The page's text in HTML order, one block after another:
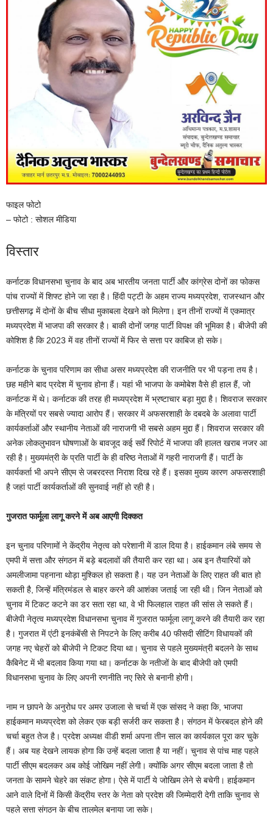
फाइल फोटो
– फोटो : सोशल मीडिया
विस्तार
कर्नाटक विधानसभा चुनाव के बाद अब भारतीय जनता पार्टी और कांग्रेस दोनों का फोकस
पांच राज्यों में शिफ्ट होने जा रहा है। हिंदी पट्टी के अहम राज्य मध्यप्रदेश, राजस्थान और
छत्तीसगढ़ में दोनों के बीच सीधा मुकाबला देखने को मिलेगा। इन तीनों राज्यों में एकमात्र
मध्यप्रदेश में भाजपा की सरकार है। बाकी दोनों जगह पार्टी विपक्ष की भूमिका है। बीजेपी की
कोशिश है कि 2023 में वह तीनों राज्यों में फिर से सत्ता पर काबिज हो सके।
कर्नाटक के चुनाव परिणाम का सीधा असर मध्यप्रदेश की राजनीति पर भी पड़ना तय है।
छह महीने बाद प्रदेश में चुनाव होना हैं। यहां भी भाजपा के कमोबेश वैसे ही हाल हैं, जो
कर्नाटक में थे। कर्नाटक की तरह ही मध्यप्रदेश में भ्रष्टाचार बड़ा मुद्दा है। शिवराज सरकार
के मंत्रियों पर सबसे ज्यादा आरोप हैं। सरकार में अफसरशाही के दबदबे के अलावा पार्टी
कार्यकर्ताओं और स्थानीय नेताओं की नाराजगी भी सबसे अहम मुद्दा हैं। शिवराज सरकार की
अनेक लोकलुभावन घोषणाओं के बावजूद कई सर्वे रिपोर्ट में भाजपा की हालत खराब नजर आ
रही है। मुख्यमंत्री के प्रति पार्टी के ही वरिष्ठ नेताओं में गहरी नाराजगी हैं। पार्टी के
कार्यकर्ता भी अपने सीएम से जबरदस्त निराश दिख रहे हैं। इसका मुख्य कारण अफसरशाही
है जहां पार्टी कार्यकर्ताओं की सुनवाई नहीं हो रही है।
गुजरात फार्मूला लागू करने में अब आएगी दिक्कत
इन चुनाव परिणामों ने केंद्रीय नेतृत्व को परेशानी में डाल दिया है। हाईकमान लंबे समय से
एमपी में सत्ता और संगठन में बड़े बदलावों की तैयारी कर रहा था। अब इन तैयारियों को
अमलीजामा पहनाना थोड़ा मुश्किल हो सकता है। यह उन नेताओं के लिए राहत की बात हो
सकती है, जिन्हें मंत्रिमंडल से बाहर करने की आशंका जताई जा रही थी। जिन नेताओं को
चुनाव में टिकट कटने का डर सता रहा था, वे भी फिलहाल राहत की सांस ले सकते हैं।
बीजेपी नेतृत्व मध्यप्रदेश विधानसभा चुनाव में गुजरात फार्मूला लागू करने की तैयारी कर रहा
है। गुजरात में एंटी इनकंबेंसी से निपटने के लिए करीब 40 फीसदी सीटिंग विधायकों की
जगह नए चेहरों को बीजेपी ने टिकट दिया था। चुनाव से पहले मुख्यमंत्री बदलने के साथ
कैबिनेट में भी बदलाव किया गया था। कर्नाटक के नतीजों के बाद बीजेपी को एमपी
विधानसभा चुनाव के लिए अपनी रणनीति नए सिरे से बनानी होगी।
नाम न छापने के अनुरोध पर अमर उजाला से चर्चा में एक सांसद ने कहा कि, भाजपा
हाईकमान मध्यप्रदेश को लेकर एक बड़ी सर्जरी कर सकता है। संगठन में फेरबदल होने की
चर्चा बहुत तेज है। प्रदेश अध्यक्ष वीडी शर्मा अपना तीन साल का कार्यकाल पूरा कर चुके
हैं। अब यह देखने लायक होगा कि उन्हें बदला जाता है या नहीं। चुनाव से पांच माह पहले
पार्टी सीएम बदलकर अब कोई जोखिम नहीं लेगी। क्योंकि अगर सीएम बदला जाता है तो
जनता के सामने चेहरे का संकट होगा। ऐसे में पार्टी ये जोखिम लेने से बचेगी। हाईकमान
आने वाले दिनों में किसी केंद्रीय स्तर के नेता को प्रदेश की जिम्मेदारी देगी ताकि चुनाव से
पहले सत्ता संगठन के बीच तालमेल बनाया जा सके।